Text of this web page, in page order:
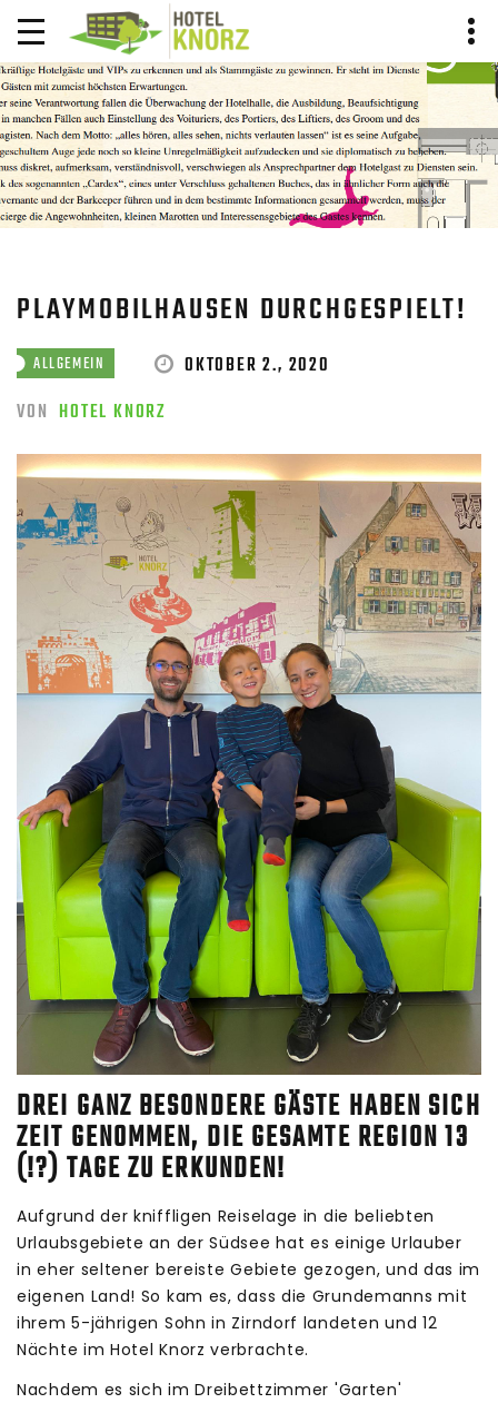
BLOG BEITRAG
HOME BLOG BLOG BEITRAG
PLAYMOBILHAUSEN DURCHGESPIELT!
ALLGEMEIN
OKTOBER 2., 2020
VON HOTEL KNORZ
DREI GANZ BESONDERE GÄSTE HABEN SICH
ZEIT GENOMMEN, DIE GESAMTE REGION 13
(!?) TAGE ZU ERKUNDEN!
Aufgrund der kniffligen Reiselage in die beliebten
Urlaubsgebiete an der Südsee hat es einige Urlauber
in eher seltener bereiste Gebiete gezogen, und das im
eigenen Land! So kam es, dass die Grundemanns mit
ihrem 5-jährigen Sohn in Zirndorf landeten und 12
Nächte im Hotel Knorz verbrachte.
Nachdem es sich im Dreibettzimmer 'Garten'